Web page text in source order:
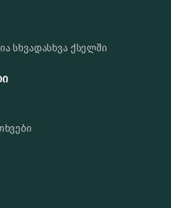
სხვადასხვა ქსელში